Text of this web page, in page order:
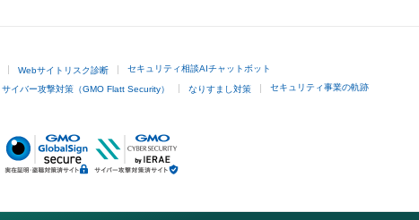
Webサイトリスク診断 セキュリティ相談AIチャットボット
サイバー攻撃対策（GMO Flatt Security） なりすまし対策 セキュリティ事業の軌跡